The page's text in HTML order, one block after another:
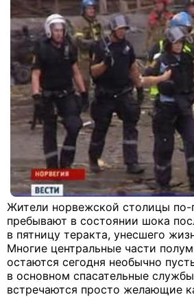
Жители норвежской столицы
пребывают в состоянии шока
в пятницу теракта, унесшего
Многие центральные части
остаются сегодня необычно
в основном спасательные
встречаются просто желающие